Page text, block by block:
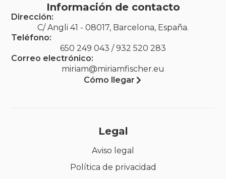
Información de contacto
Dirección:
C/ Angli 41 - 08017, Barcelona, España.
Teléfono:
650 249 043 / 932 520 283
Correo electrónico:
miriam@miriamfischer.eu
Cómo llegar
Legal
Aviso legal
Política de privacidad